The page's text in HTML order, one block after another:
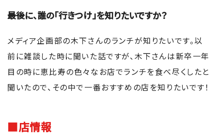
――最後に、誰の「行きつけ」を知りたいですか？
メディア企画部の木下さんのランチが知りたいです。以
前に雑談した時に聞いた話ですが、木下さんは新卒一年
目の時に恵比寿の色々なお店でランチを食べ尽くしたと
聞いたので、その中で一番おすすめの店を知りたいです！
■店情報